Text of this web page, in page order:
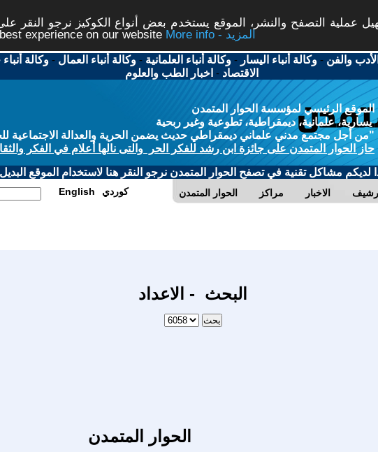
عملية التصفح والنشر، الموقع يستخدم بعض أنواع الكوكيز نرجو النقر
experience on our website
More info - المزيد
والفن -وكالة أنباء اليسار -وكالة أنباء العلمانية -وكالة أنباء العمال -وكالة
الاقتصاد - اخبار الطب والعلوم
الموقع الرئيسي لمؤسسة الحوار المتمدن
يسارية، علمانية، ديمقراطية، تطوعية وغير ربحية
"من أجل مجتمع مدني علماني ديمقراطي حديث يضمن الحرية والعدالة الاجتماعية
حاز الحوار المتمدن على جائزة ابن رشد للفكر الحر والتى نالها أعلام في الفكر
لديكم مشاكل تقنية في تصفح الحوار المتمدن نرجو النقر هنا لاستخدام الموقع البديل
الحوار المتمدن مراكز الاخبار English كوردي
البحث - الاعداد
الحوار المتمدن